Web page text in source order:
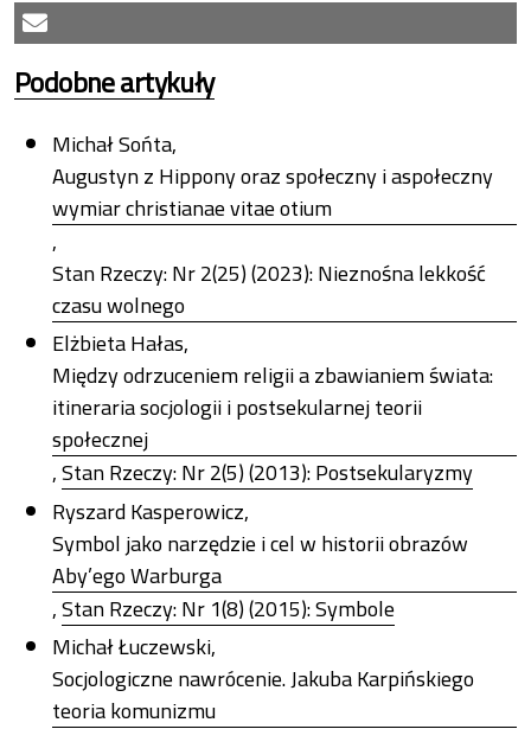
Podobne artykuły
Michał Sońta,
Augustyn z Hippony oraz społeczny i aspołeczny
wymiar christianae vitae otium
,
Stan Rzeczy: Nr 2(25) (2023): Nieznośna lekkość
czasu wolnego
Elżbieta Hałas,
Między odrzuceniem religii a zbawianiem świata:
itineraria socjologii i postsekularnej teorii
społecznej
,Stan Rzeczy: Nr 2(5) (2013): Postsekularyzmy
Ryszard Kasperowicz,
Symbol jako narzędzie i cel w historii obrazów
Aby’ego Warburga
,Stan Rzeczy: Nr 1(8) (2015): Symbole
Michał Łuczewski,
Socjologiczne nawrócenie. Jakuba Karpińskiego
teoria komunizmu